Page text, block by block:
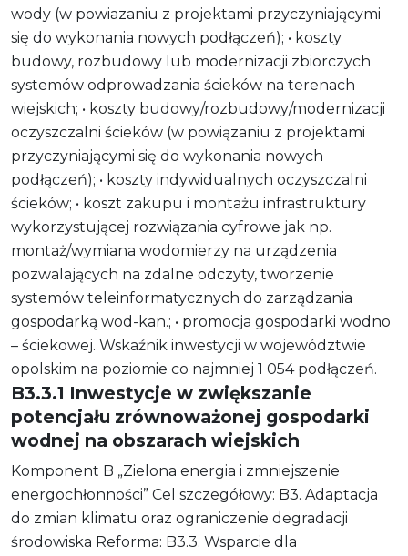
wody (w powiazaniu z projektami przyczyniającymi
się do wykonania nowych podłączeń); • koszty
budowy, rozbudowy lub modernizacji zbiorczych
systemów odprowadzania ścieków na terenach
wiejskich; • koszty budowy/rozbudowy/modernizacji
oczyszczalni ścieków (w powiązaniu z projektami
przyczyniającymi się do wykonania nowych
podłączeń); • koszty indywidualnych oczyszczalni
ścieków; • koszt zakupu i montażu infrastruktury
wykorzystującej rozwiązania cyfrowe jak np.
montaż/wymiana wodomierzy na urządzenia
pozwalających na zdalne odczyty, tworzenie
systemów teleinformatycznych do zarządzania
gospodarką wod-kan.; • promocja gospodarki wodno
– ściekowej. Wskaźnik inwestycji w województwie
opolskim na poziomie co najmniej 1 054 podłączeń.
B3.3.1 Inwestycje w zwiększanie
potencjału zrównoważonej gospodarki
wodnej na obszarach wiejskich
Komponent B „Zielona energia i zmniejszenie
energochłonności” Cel szczegółowy: B3. Adaptacja
do zmian klimatu oraz ograniczenie degradacji
środowiska Reforma: B3.3. Wsparcie dla